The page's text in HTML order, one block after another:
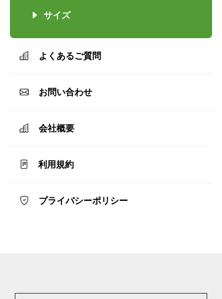
サイズ
よくあるご質問
お問い合わせ
会社概要
利用規約
プライバシーポリシー